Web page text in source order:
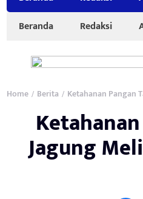
Beranda
Redaksi
Home / Berita / Ketahanan Pangan
Jagung